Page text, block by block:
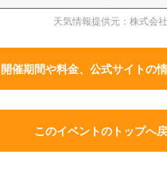
天気情報提供元：株式会
開催期間や料金、公式サイトの
このイベントのトップへ